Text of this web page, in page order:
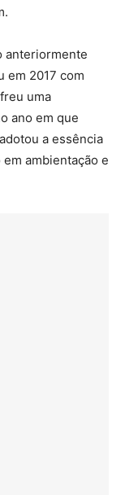
anteriormente
em 2017 com
uma
ano em que
a essência
ambientação e